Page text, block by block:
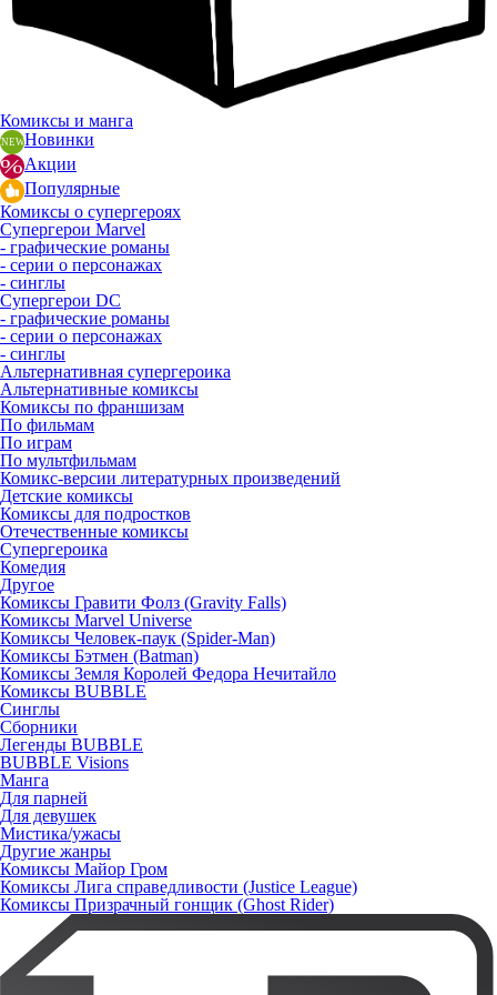
Комиксы и манга
Новинки
Акции
Популярные
Комиксы о супергероях
Супергерои Marvel
- графические романы
- серии о персонажах
- синглы
Супергерои DC
- графические романы
- серии о персонажах
- синглы
Альтернативная супергероика
Альтернативные комиксы
Комиксы по франшизам
По фильмам
По играм
По мультфильмам
Комикс-версии литературных произведений
Детские комиксы
Комиксы для подростков
Отечественные комиксы
Супергероика
Комедия
Другое
Комиксы Гравити Фолз (Gravity Falls)
Комиксы Marvel Universe
Комиксы Человек-паук (Spider-Man)
Комиксы Бэтмен (Batman)
Комиксы Земля Королей Федора Нечитайло
Комиксы BUBBLE
Синглы
Сборники
Легенды BUBBLE
BUBBLE Visions
Манга
Для парней
Для девушек
Мистика/ужасы
Другие жанры
Комиксы Майор Гром
Комиксы Лига справедливости (Justice League)
Комиксы Призрачный гонщик (Ghost Rider)